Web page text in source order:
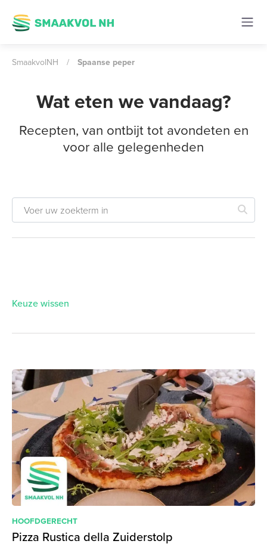
SmaakvolNH / Spaanse peper
Wat eten we vandaag?
Recepten, van ontbijt tot avondeten en
voor alle gelegenheden
Keuze wissen
HOOFDGERECHT
Pizza Rustica della Zuiderstolp